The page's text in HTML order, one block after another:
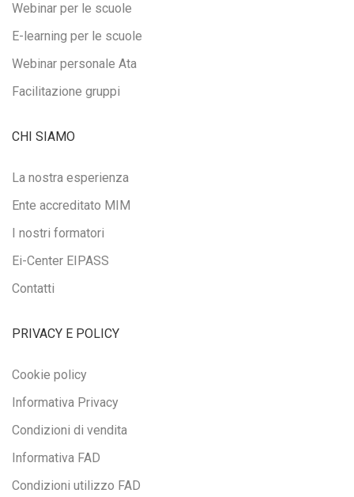
Webinar per le scuole
E-learning per le scuole
Webinar personale Ata
Facilitazione gruppi
CHI SIAMO
La nostra esperienza
Ente accreditato MIM
I nostri formatori
Ei-Center EIPASS
Contatti
PRIVACY E POLICY
Cookie policy
Informativa Privacy
Condizioni di vendita
Informativa FAD
Condizioni utilizzo FAD